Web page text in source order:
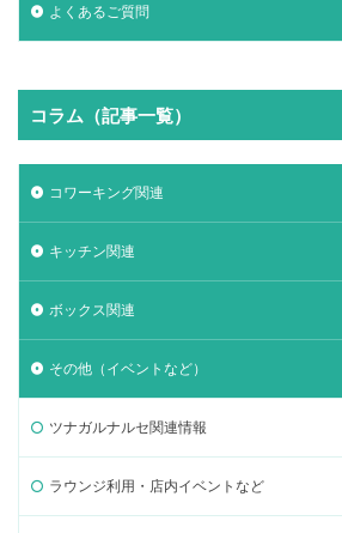
よくあるご質問
コラム（記事一覧）
コワーキング関連
キッチン関連
ボックス関連
その他（イベントなど）
ツナガルナルセ関連情報
ラウンジ利用・店内イベントなど